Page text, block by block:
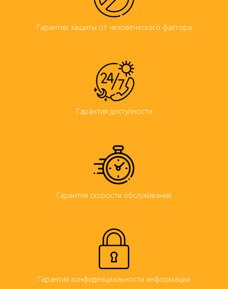
Гарантия защиты от человеческого фактора
Гарантия доступности
Гарантия скорости обслуживания
Гарантия конфиденциальности информации